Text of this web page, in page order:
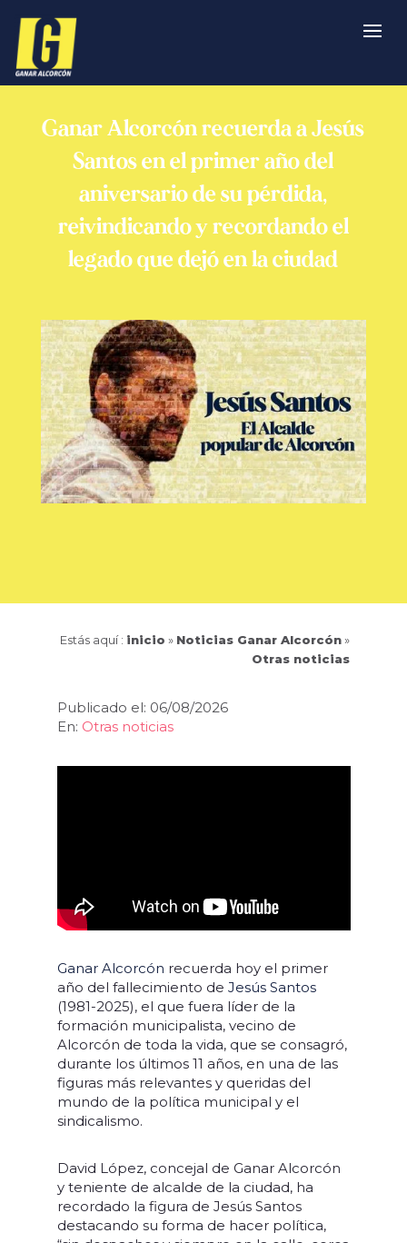
Ganar Alcorcón recuerda a Jesús
Santos en el primer año del
aniversario de su pérdida,
reivindicando y recordando el
legado que dejó en la ciudad
Estás aquí : inicio » Noticias Ganar Alcorcón»
Otras noticias
Publicado el: 06/08/2026
En: Otras noticias
Ganar Alcorcón recuerda hoy el primer
año del fallecimiento de Jesús Santos
(1981-2025), el que fuera líder de la
formación municipalista, vecino de
Alcorcón de toda la vida, que se consagró,
durante los últimos 11 años, en una de las
figuras más relevantes y queridas del
mundo de la política municipal y el
sindicalismo.
David López, concejal de Ganar Alcorcón
y teniente de alcalde de la ciudad, ha
recordado la figura de Jesús Santos
destacando su forma de hacer política,